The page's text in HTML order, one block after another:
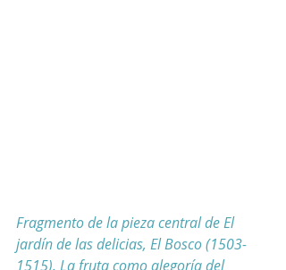
Fragmento de la pieza central de El
jardín de las delicias, El Bosco (1503-
1515). La fruta como alegoría del